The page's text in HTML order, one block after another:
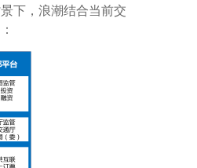
下，浪潮结合当前交